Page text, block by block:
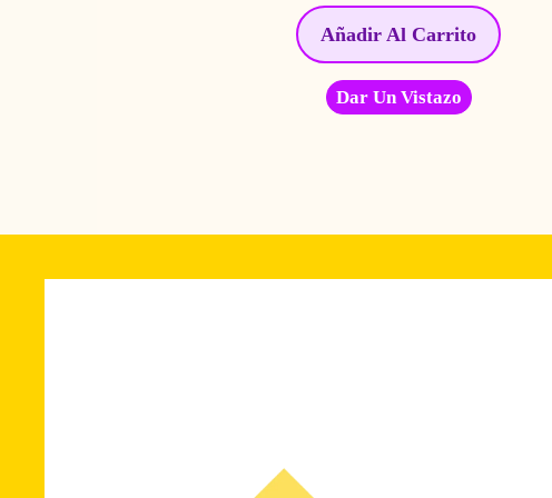
Añadir Al Carrito
Dar Un Vistazo